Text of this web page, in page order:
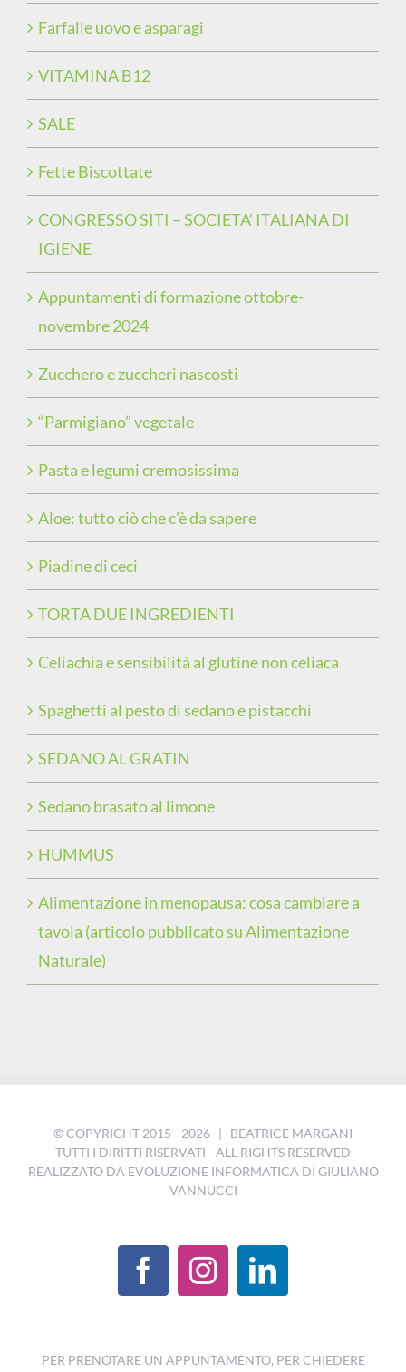
Farfalle uovo e asparagi
VITAMINA B12
SALE
Fette Biscottate
CONGRESSO SITI – SOCIETA’ ITALIANA DI
IGIENE
Appuntamenti di formazione ottobre-
novembre 2024
Zucchero e zuccheri nascosti
“Parmigiano” vegetale
Pasta e legumi cremosissima
Aloe: tutto ciò che c’è da sapere
Piadine di ceci
TORTA DUE INGREDIENTI
Celiachia e sensibilità al glutine non celiaca
Spaghetti al pesto di sedano e pistacchi
SEDANO AL GRATIN
Sedano brasato al limone
HUMMUS
Alimentazione in menopausa: cosa cambiare a
tavola (articolo pubblicato su Alimentazione
Naturale)
© COPYRIGHT 2015 - 2026 | BEATRICE MARGANI
TUTTI I DIRITTI RISERVATI - ALL RIGHTS RESERVED
REALIZZATO DA EVOLUZIONE INFORMATICA DI GIULIANO
VANNUCCI
PER PRENOTARE UN APPUNTAMENTO, PER CHIEDERE